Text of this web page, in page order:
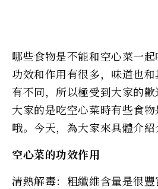
哪些食物是不能和空心菜一
功效和作用有很多，味道也
有不同，所以極受到大家的
大家的是吃空心菜時有些食
哦。今天，為大家來具體介紹
空心菜的功效作用
清熱解毒：粗纖維含量是很